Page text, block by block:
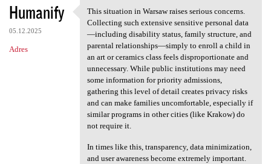
Humanify
05.12.2025
Adres
This situation in Warsaw
This situation in Warsaw raises serious concerns.
Collecting such extensive sensitive personal data
—including disability status, family structure, and
parental relationships—simply to enroll a child in
an art or ceramics class feels disproportionate and
unnecessary. While public institutions may need
some information for priority admissions,
gathering this level of detail creates privacy risks
and can make families uncomfortable, especially if
similar programs in other cities (like Krakow) do
not require it.
In times like this, transparency, data minimization,
and user awareness become extremely important.